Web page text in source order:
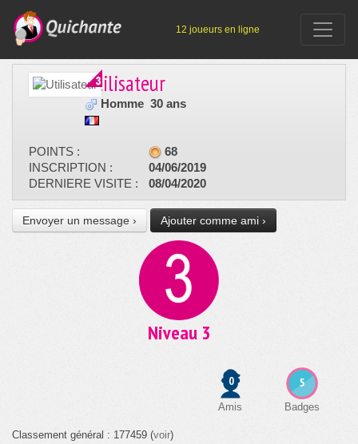
12 joueurs en ligne
Utilisateur
Homme 30 ans
POINTS :
68
INSCRIPTION :
04/06/2019
DERNIERE VISITE :
08/04/2020
Envoyer un message › Ajouter comme ami ›
Niveau 3
5
Badges
0
Amis
Classement général : 177459 (voir)